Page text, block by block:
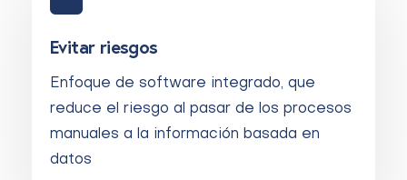
Evitar riesgos
Enfoque de software integrado, que
reduce el riesgo al pasar de los procesos
manuales a la información basada en
datos